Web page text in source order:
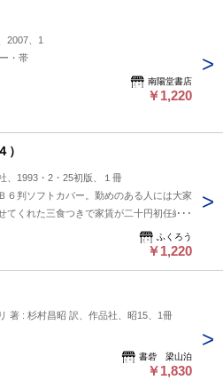
2007、1
・帯
南陽堂書店
￥1,220
、1993・2・25初版、１冊
６判ソフトカバー。勤めのある人には大家
てくれた三食つきで家賃が二十円初任給が
ふくろう
￥1,220
著 : 杉村昌昭 訳、作品社、昭15、1冊
書砦 梁山泊
￥1,830